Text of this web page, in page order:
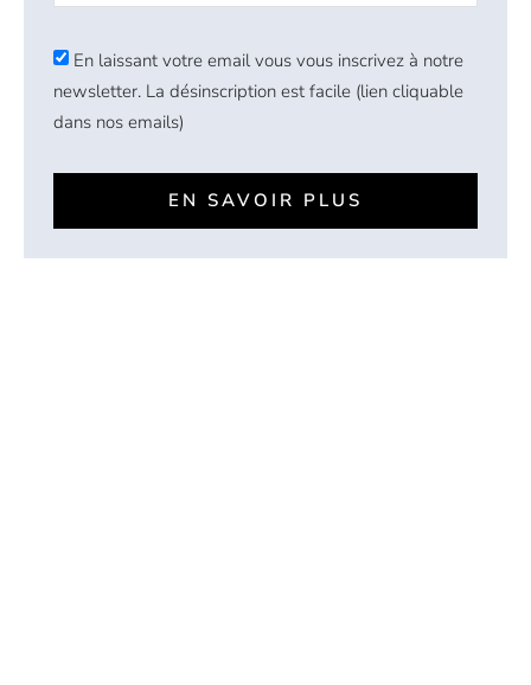
En laissant votre email vous vous inscrivez à notre
newsletter. La désinscription est facile (lien cliquable
dans nos emails)
EN SAVOIR PLUS